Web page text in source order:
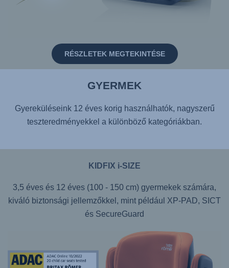
RÉSZLETEK MEGTEKINTÉSE
GYERMEK
Gyereküléseink 12 éves korig használhatók, nagyszerű
teszteredményekkel a különböző kategóriákban.
KIDFIX i-SIZE
3,5 éves és 12 éves (100 - 150 cm) gyermekek számára,
kiváló biztonsági jellemzőkkel, mint például XP-PAD, SICT
és SecureGuard